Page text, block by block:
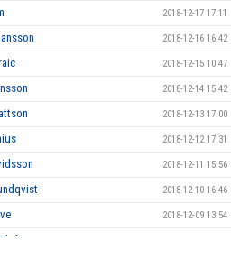
2018-12-17 17:11
2018-12-16 16:42
2018-12-15 10:47
2018-12-14 15:42
2018-12-13 17:00
2018-12-12 17:31
2018-12-11 15:56
2018-12-10 16:46
2018-12-09 13:54